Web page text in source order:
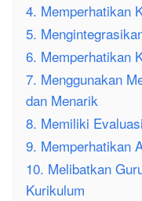
4. Memperhatikan
5.
6. Memperhatikan
7. Menggunakan
dan Menarik
8. Memiliki
9. Memperhatikan
10. Melibatkan
Kurikulum